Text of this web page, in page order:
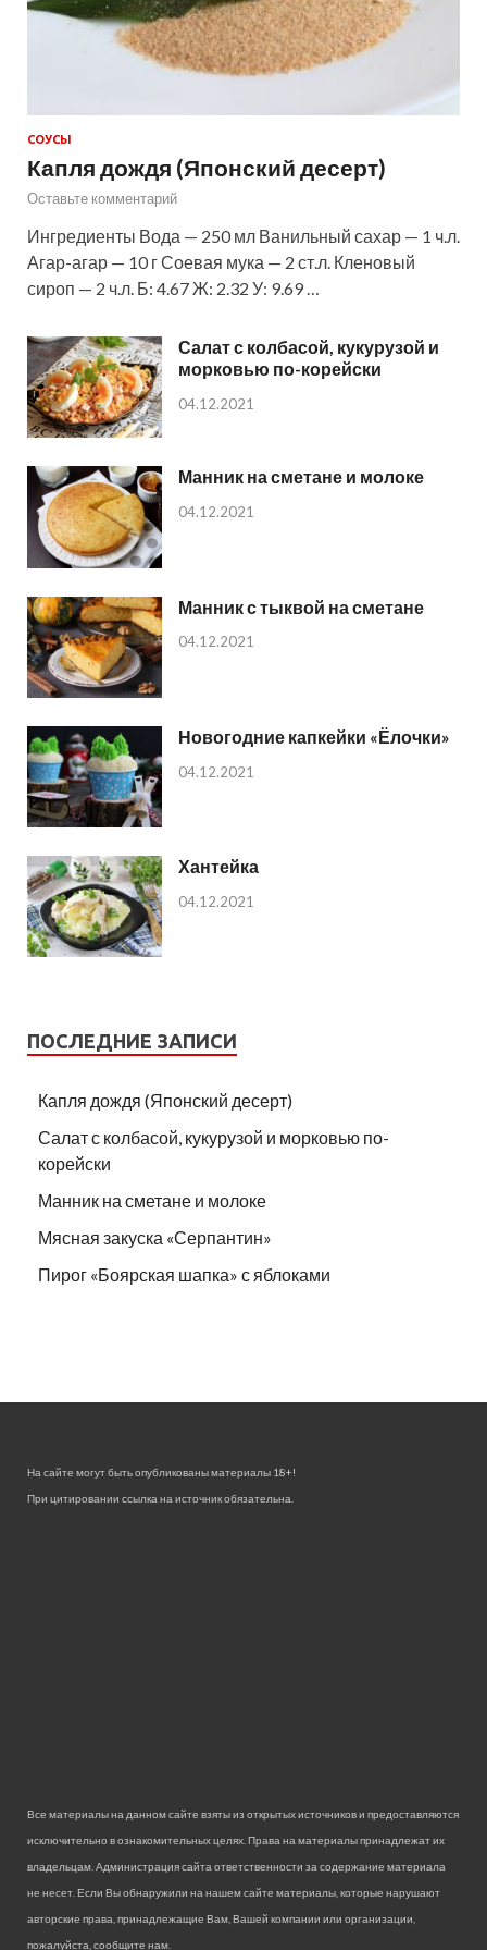
СОУСЫ
Капля дождя (Японский десерт)
Оставьте комментарий
Ингредиенты Вода — 250 мл Ванильный сахар — 1 ч.л.
Агар-агар — 10 г Соевая мука — 2 ст.л. Кленовый
сироп — 2 ч.л. Б: 4.67 Ж: 2.32 У: 9.69 …
Салат с колбасой, кукурузой и
морковью по-корейски
04.12.2021
Манник на сметане и молоке
04.12.2021
Манник с тыквой на сметане
04.12.2021
Новогодние капкейки «Ёлочки»
04.12.2021
Хантейка
04.12.2021
ПОСЛЕДНИЕ ЗАПИСИ
Капля дождя (Японский десерт)
Салат с колбасой, кукурузой и морковью по-
корейски
Манник на сметане и молоке
Мясная закуска «Серпантин»
Пирог «Боярская шапка» с яблоками
На сайте могут быть опубликованы материалы 18+!
При цитировании ссылка на источник обязательна.
Все материалы на данном сайте взяты из открытых источников и предоставляются
исключительно в ознакомительных целях. Права на материалы принадлежат их
владельцам. Администрация сайта ответственности за содержание материала
не несет. Если Вы обнаружили на нашем сайте материалы, которые нарушают
авторские права, принадлежащие Вам, Вашей компании или организации,
пожалуйста, сообщите нам.